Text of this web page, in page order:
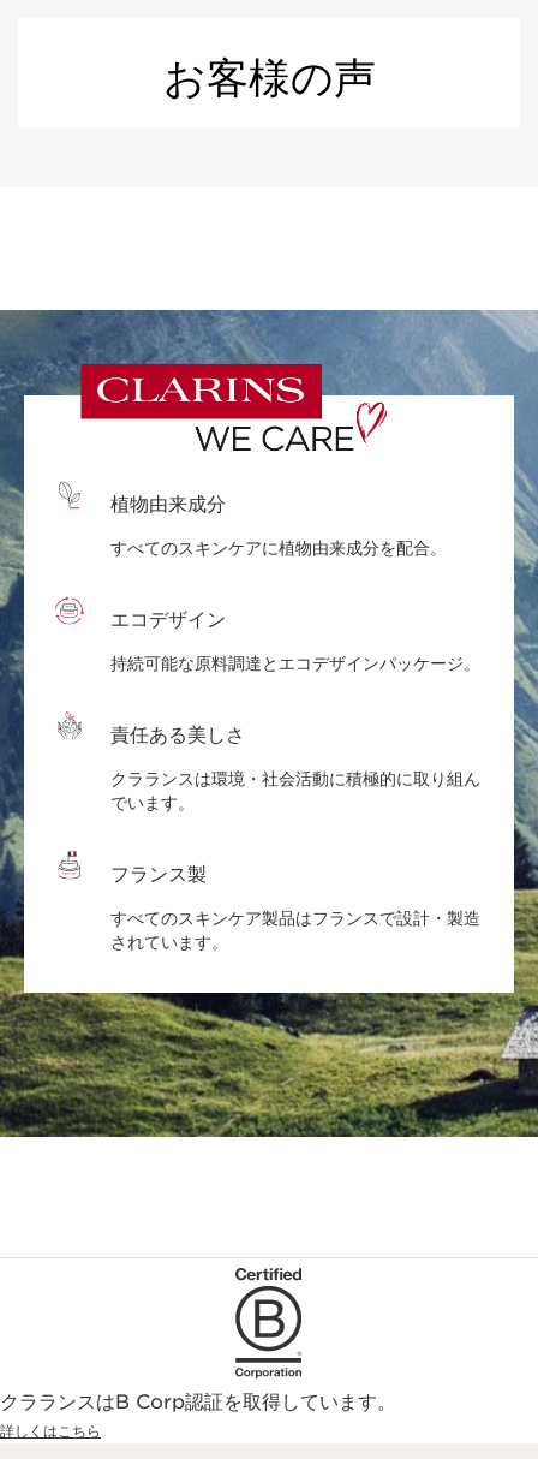
お客様の声
植物由来成分
すべてのスキンケアに植物由来成分を配合。
エコデザイン
持続可能な原料調達とエコデザインパッケージ。
責任ある美しさ
クラランスは環境・社会活動に積極的に取り組ん
でいます。
フランス製
すべてのスキンケア製品はフランスで設計・製造
されています。
クラランスはB Corp認証を取得しています。
詳しくはこちら